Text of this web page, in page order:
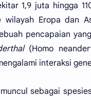
1,9 juta hingga
wilayah Eropa dan
pencapaian
(Homo
interaksi
sebagai